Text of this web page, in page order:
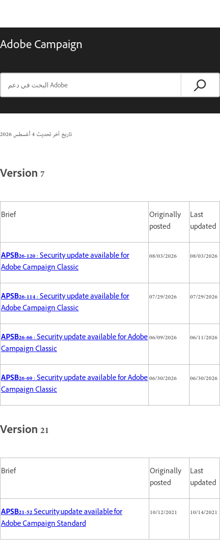
Adobe Campaign
تاريخ آخر تحديث4 أغسطس 2026
Version 7
Brief
Originally
posted
Last
updated
APSB26-120: Security update available for
Adobe Campaign Classic
08/03/2026 08/03/2026
APSB26-114: Security update available for
Adobe Campaign Classic
07/29/2026 07/29/2026
APSB26-66: Security update available for Adobe
Campaign Classic
06/09/2026 06/11/2026
APSB26-69: Security update available for Adobe
Campaign Classic
06/30/2026 06/30/2026
Version 21
Brief
Originally
posted
Last
updated
APSB21-52Security update available for
Adobe Campaign Standard
10/12/2021 10/14/2021